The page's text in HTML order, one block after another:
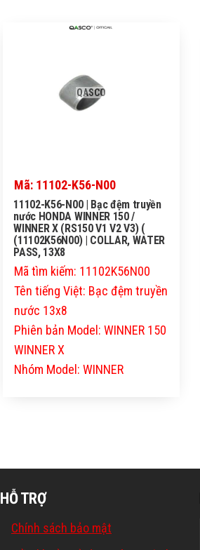
QASCO
Mã: 11102-K56-N00
11102-K56-N00 | Bạc đệm truyền
nước HONDA WINNER 150 /
WINNER X (RS150 V1 V2 V3) (
(11102K56N00) | COLLAR, WATER
PASS, 13X8
Mã tìm kiếm: 11102K56N00
Tên tiếng Việt: Bạc đệm truyền
nước 13x8
Phiên bản Model: WINNER 150
WINNER X
Nhóm Model: WINNER
HỖ TRỢ
Chính sách bảo mật